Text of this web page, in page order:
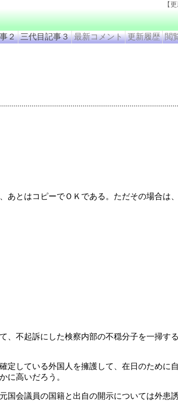
２ 三代目記事３ 最新コメント 更新履歴 閲
とはコピーでＯＫである。ただその場合は
不起訴にした検察内部の不穏分子を一掃す
している外国人を擁護して、在日のために
に高いだろう。
会議員の国籍と出自の開示については外患
【更新情報】